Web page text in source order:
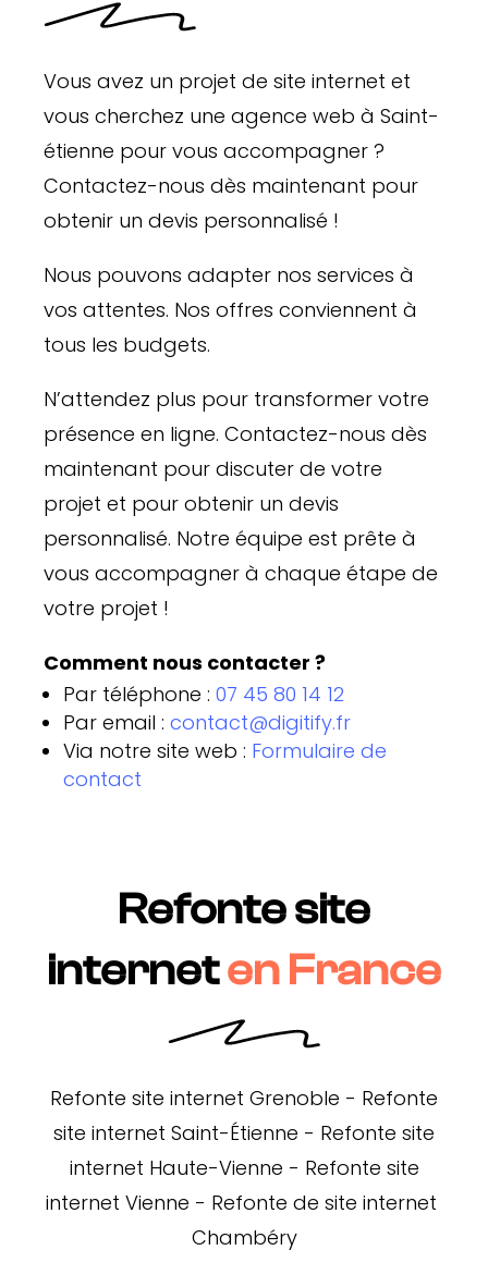
Vous avez un projet de site internet et
vous cherchez une agence web à Saint-
étienne pour vous accompagner ?
Contactez-nous dès maintenant pour
obtenir un devis personnalisé !
Nous pouvons adapter nos services à
vos attentes. Nos offres conviennent à
tous les budgets.
N’attendez plus pour transformer votre
présence en ligne. Contactez-nous dès
maintenant pour discuter de votre
projet et pour obtenir un devis
personnalisé. Notre équipe est prête à
vous accompagner à chaque étape de
votre projet !
Comment nous contacter ?
Par téléphone : 07 45 80 14 12
Par email : contact@digitify.fr
Via notre site web : Formulaire de
contact
Refonte site
interneten France
Refonte site internet Grenoble - Refonte
site internet Saint-Étienne - Refonte site
internet Haute-Vienne - Refonte site
internet Vienne - Refonte de site internet
Chambéry